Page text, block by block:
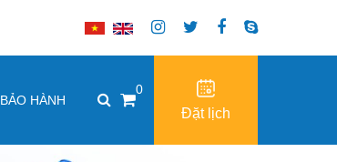
BẢO HÀNH
0
Đặt lịch